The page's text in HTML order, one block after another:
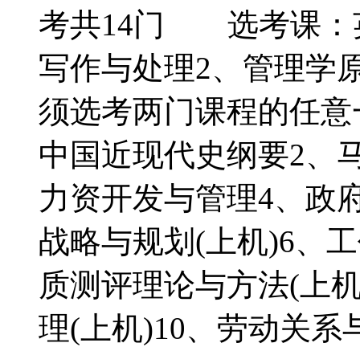
考共14门 选考课：
写作与处理2、管理学
须选考两门课程的任
中国近现代史纲要2、
力资开发与管理4、政
战略与规划(上机)6、
质测评理论与方法(上
理(上机)10、劳动关系